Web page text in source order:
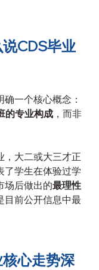
CDS毕业
一个核心概念：
的专业构成 ，而非
，大二或大三才正
了学生在体验过学
场后做出的最理性
目前公开信息中最
心走势深